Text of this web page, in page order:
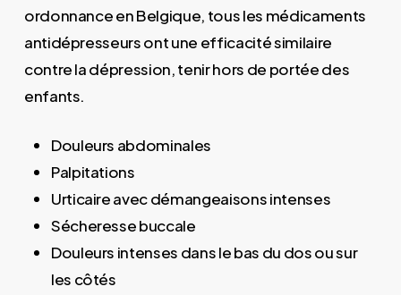
ordonnance en Belgique, tous les médicaments
antidépresseurs ont une efficacité similaire
contre la dépression, tenir hors de portée des
enfants.
Douleurs abdominales
Palpitations
Urticaire avec démangeaisons intenses
Sécheresse buccale
Douleurs intenses dans le bas du dos ou sur
les côtés